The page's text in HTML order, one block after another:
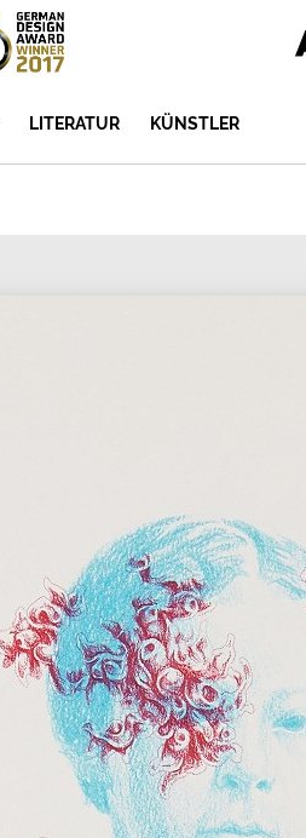
LITERATUR KÜNSTLER